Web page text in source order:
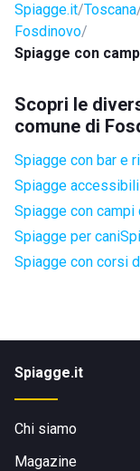
Spiagge.it Toscana
Fosdinovo
Spiagge con
Scopri le
comune di
Spiagge con bar e
Spiagge
Spiagge con
Spiagge per cani
Spiagge con corsi
Spiagge.it
Chi siamo
Magazine